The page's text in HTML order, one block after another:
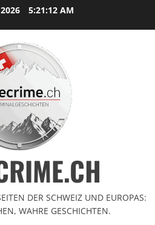
5:21:13 AM
DER SCHWEIZ UND EUROPAS:
WAHRE GESCHICHTEN.